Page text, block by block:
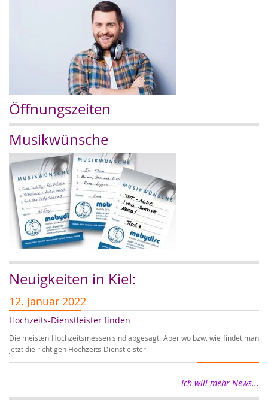
Öffnungszeiten
Musikwünsche
Neuigkeiten in Kiel:
12. Januar 2022
Hochzeits-Dienstleister finden
Die meisten Hochzeitsmessen sind abgesagt. Aber wo bzw. wie findet man
jetzt die richtigen Hochzeits-Dienstleister
Ich will mehr News...